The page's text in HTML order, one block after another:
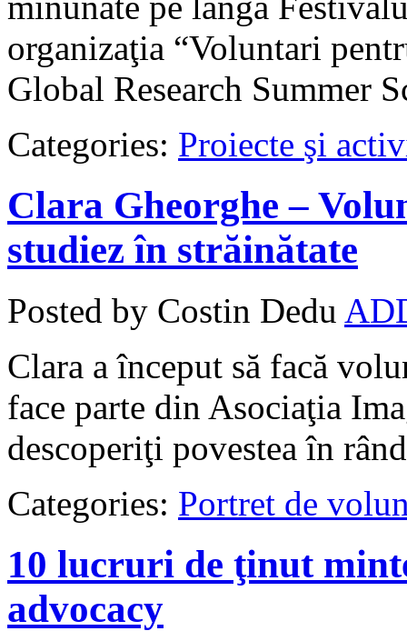
organizaţia “Voluntari
Global Research Summer
Categories: Proiecte şi
Clara Gheorghe –
studiez în străinătate
Posted by Costin Dedu
Clara a început să facă
face parte din Asociaţia
descoperiţi povestea în
Categories: Portret de
10 lucruri de ţinut
advocacy